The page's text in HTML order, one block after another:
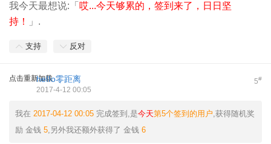
我今天最想说:「 哎...今天够累的，签到来了，日日坚
持！
」.
支持 反对
点击重新加载 5#
heIIo零距离
2017-4-12 00:05
我在 2017-04-12 00:05 完成签到,是今天第5个签到的用户,获得随机奖
励 金钱 5,另外我还额外获得了 金钱 6